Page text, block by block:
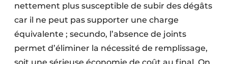
nettement plus susceptible de subir des dégâts
car il ne peut pas supporter une charge
équivalente ; secundo, l’absence de joints
permet d’éliminer la nécessité de remplissage,